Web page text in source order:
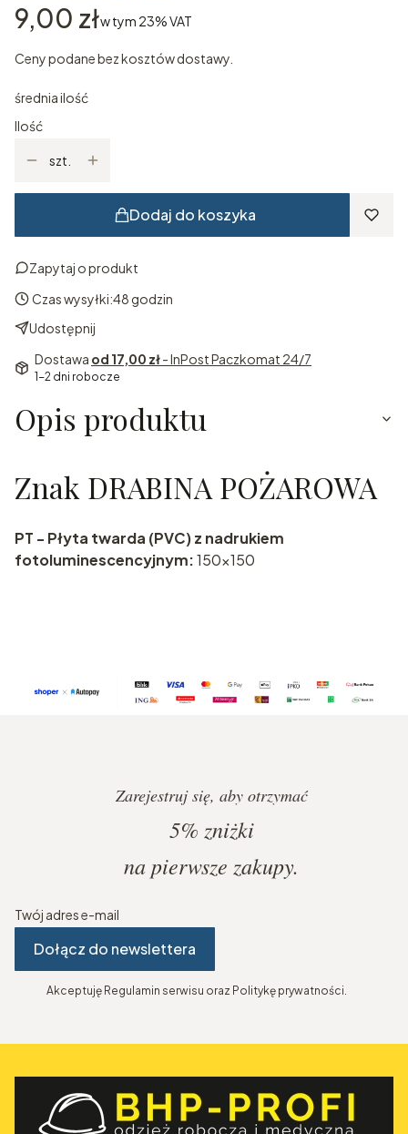
Cena
9,00 złw tym 23% VAT
w tym 23%VAT
Ceny podane bez kosztów dostawy.
średnia ilość
Ilość
szt.
Dodaj do koszyka
Zapytaj o produkt
Czas wysyłki:48 godzin
Udostępnij
Dostawa od 17,00 zł- InPost Paczkomat 24/7
1-2 dni robocze
Opis produktu
Znak DRABINA POŻAROWA
PT - Płyta twarda (PVC) z nadrukiem
fotoluminescencyjnym:150x150
Zarejestruj się, aby otrzymać
5% zniżki
na pierwsze zakupy.
Twój adres e-mail
Dołącz do newslettera
Akceptuję Regulamin serwisu oraz Politykę prywatności.